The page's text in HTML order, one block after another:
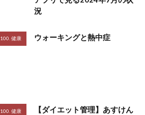
況
100. 健康 ウォーキングと熱中症
100. 健康
【ダイエット管理】あすけん